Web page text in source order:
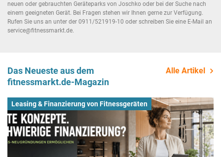
neuen oder gebrauchten Geräteparks von Joschko oder bei der Suche nach
einem geeigneten Gerät. Bei Fragen stehen wir Ihnen gerne zur Verfügung.
Rufen Sie uns an unter der 0911/521919-10 oder schreiben Sie eine E-Mail an
service@fitnessmarkt.de.
Das Neueste aus dem
fitnessmarkt.de-Magazin
Alle Artikel
Leasing & Finanzierung von Fitnessgeräten